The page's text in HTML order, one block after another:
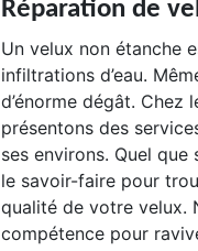
Réparation de
Un velux non étanche
infiltrations d’eau.
d’énorme dégât. Chez
présentons des
ses environs. Quel
le savoir-faire pour
qualité de votre velux.
compétence pour